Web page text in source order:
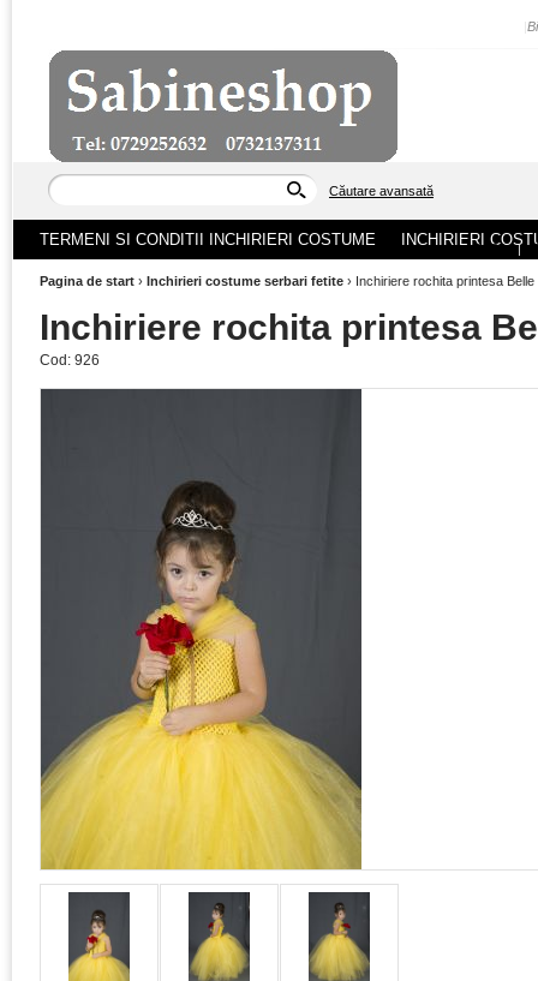
Căutare avansată
ACASA |
TERMENI SI CONDITII INCHIRIERI COSTUME INCHIRIERI
Pagina de start › Inchirieri costume serbari fetite › Inchiriere rochita printesa Belle
Inchiriere rochita printesa
Cod: 926